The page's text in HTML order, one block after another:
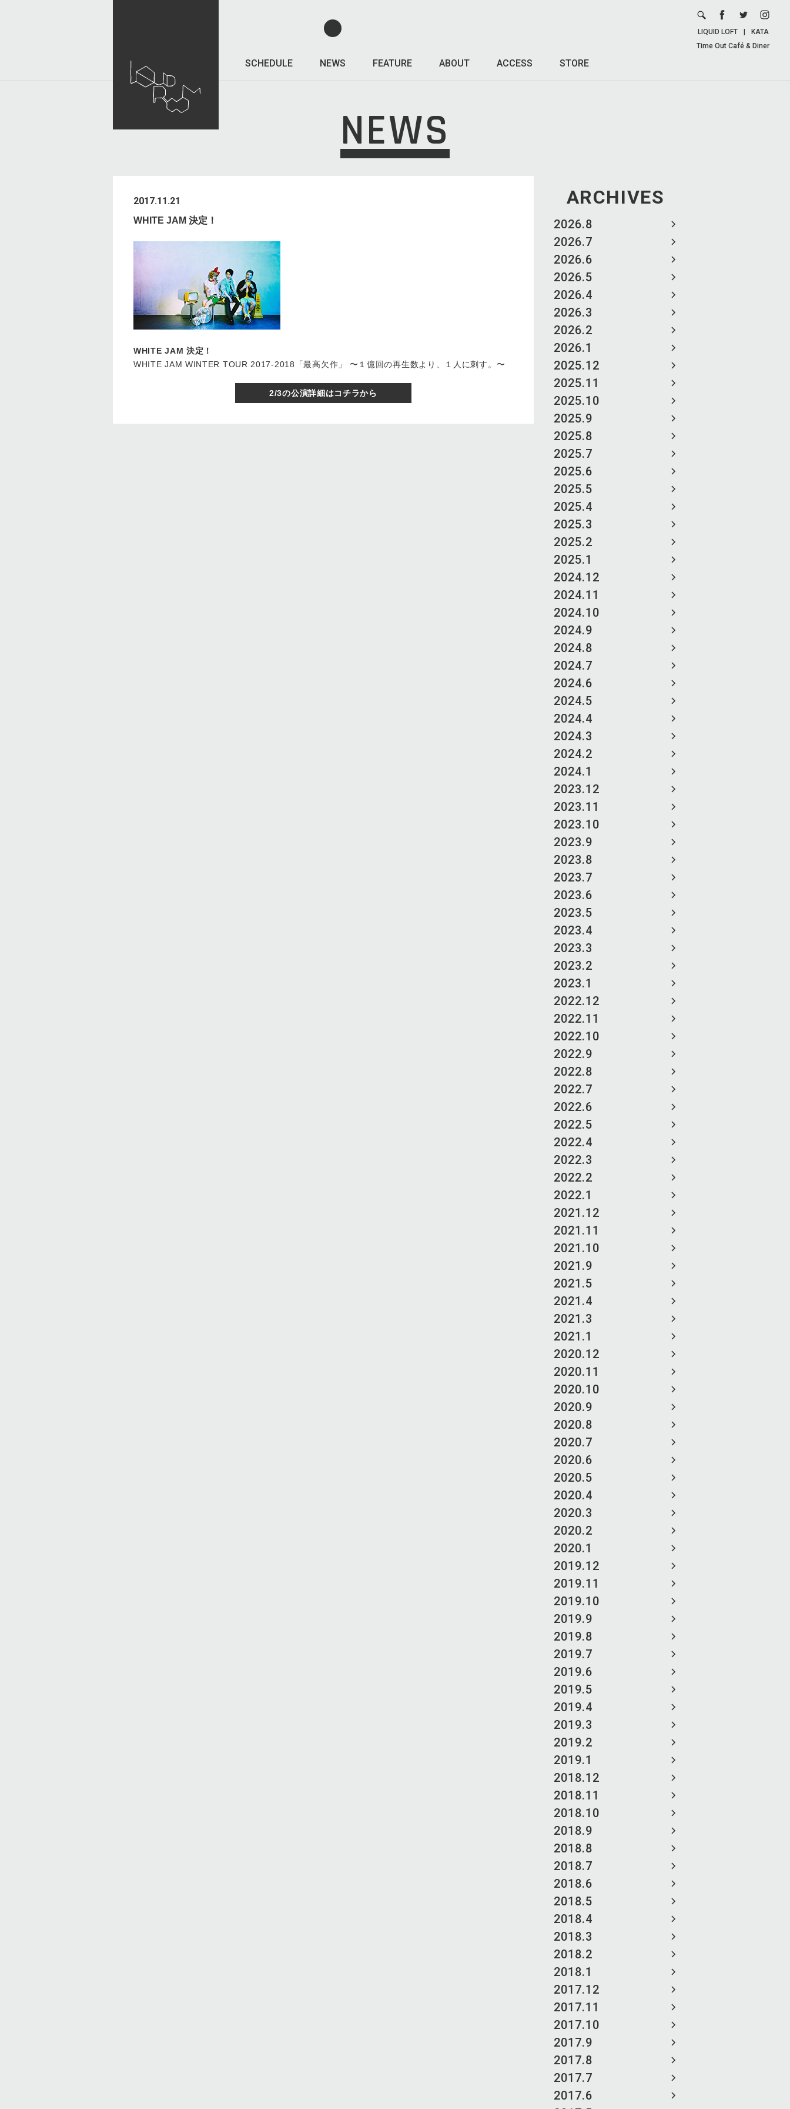
SCHEDULE NEWS FEATURE ABOUT ACCESS STORE
LIQUID LOFT
KATA
Time Out Café & Diner
NEWS
ARCHIVES
2026.8
2026.7
2026.6
2026.5
2026.4
2026.3
2026.2
2026.1
2025.12
2025.11
2025.10
2025.9
2025.8
2025.7
2025.6
2025.5
2025.4
2025.3
2025.2
2025.1
2024.12
2024.11
2024.10
2024.9
2024.8
2024.7
2024.6
2024.5
2024.4
2024.3
2024.2
2024.1
2023.12
2023.11
2023.10
2023.9
2023.8
2023.7
2023.6
2023.5
2023.4
2023.3
2023.2
2023.1
2022.12
2022.11
2022.10
2022.9
2022.8
2022.7
2022.6
2022.5
2022.4
2022.3
2022.2
2022.1
2021.12
2021.11
2021.10
2021.9
2021.5
2021.4
2021.3
2021.1
2020.12
2020.11
2020.10
2020.9
2020.8
2020.7
2020.6
2020.5
2020.4
2020.3
2020.2
2020.1
2019.12
2019.11
2019.10
2019.9
2019.8
2019.7
2019.6
2019.5
2019.4
2019.3
2019.2
2019.1
2018.12
2018.11
2018.10
2018.9
2018.8
2018.7
2018.6
2018.5
2018.4
2018.3
2018.2
2018.1
2017.12
2017.11
2017.10
2017.9
2017.8
2017.7
2017.6
2017.11.21
WHITE JAM 決定！
WHITE JAM 決定！
WHITE JAM WINTER TOUR 2017-2018「最高欠作」 〜１億回の再生数より、１人に刺す。〜
2/3の公演詳細はコチラから